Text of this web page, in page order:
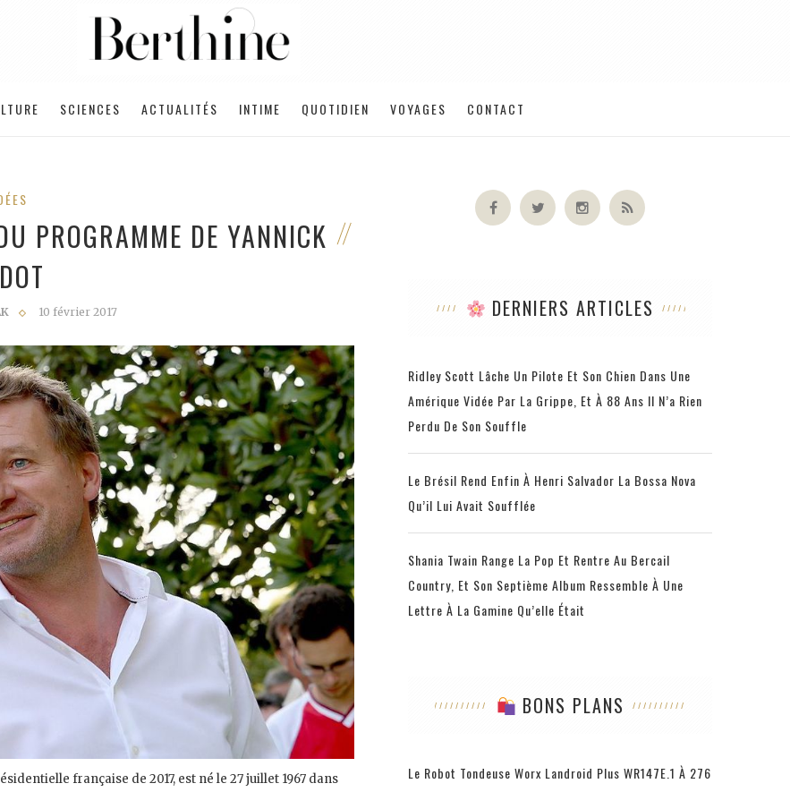
SCIENCES ACTUALITÉS INTIME QUOTIDIEN VOYAGES CONTACT
PROGRAMME DE YANNICK
10 février 2017
française de 2017, est né le 27 juillet 1967 dans
DERNIERS ARTICLES
Ridley Scott Lâche Un Pilote Et Son Chien Dans Une
Amérique Vidée Par La Grippe, Et À 88 Ans Il N’a Rien
Perdu De Son Souffle
Le Brésil Rend Enfin À Henri Salvador La Bossa Nova
Qu’il Lui Avait Soufflée
Shania Twain Range La Pop Et Rentre Au Bercail
Country, Et Son Septième Album Ressemble À Une
Lettre À La Gamine Qu’elle Était
BONS PLANS
Le Robot Tondeuse Worx Landroid Plus WR147E.1 À 276